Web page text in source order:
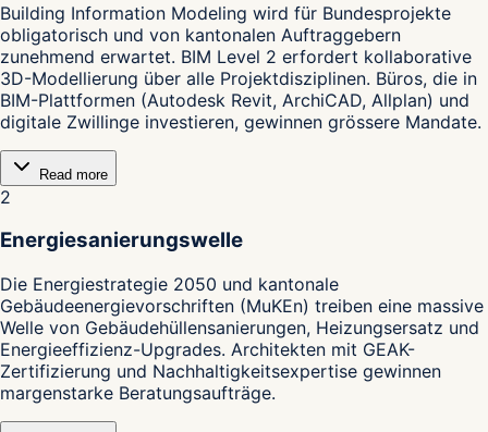
Building Information Modeling wird für Bundesprojekte
obligatorisch und von kantonalen Auftraggebern
zunehmend erwartet. BIM Level 2 erfordert kollaborative
3D-Modellierung über alle Projektdisziplinen. Büros, die in
BIM-Plattformen (Autodesk Revit, ArchiCAD, Allplan) und
digitale Zwillinge investieren, gewinnen grössere Mandate.
Read more
2
Energiesanierungswelle
Die Energiestrategie 2050 und kantonale
Gebäudeenergievorschriften (MuKEn) treiben eine massive
Welle von Gebäudehüllensanierungen, Heizungsersatz und
Energieeffizienz-Upgrades. Architekten mit GEAK-
Zertifizierung und Nachhaltigkeitsexpertise gewinnen
margenstarke Beratungsaufträge.